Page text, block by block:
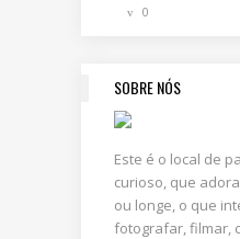
0
SOBRE NÓS
Este é o local de
curioso, que
ou longe, o que
fotografar, filmar,